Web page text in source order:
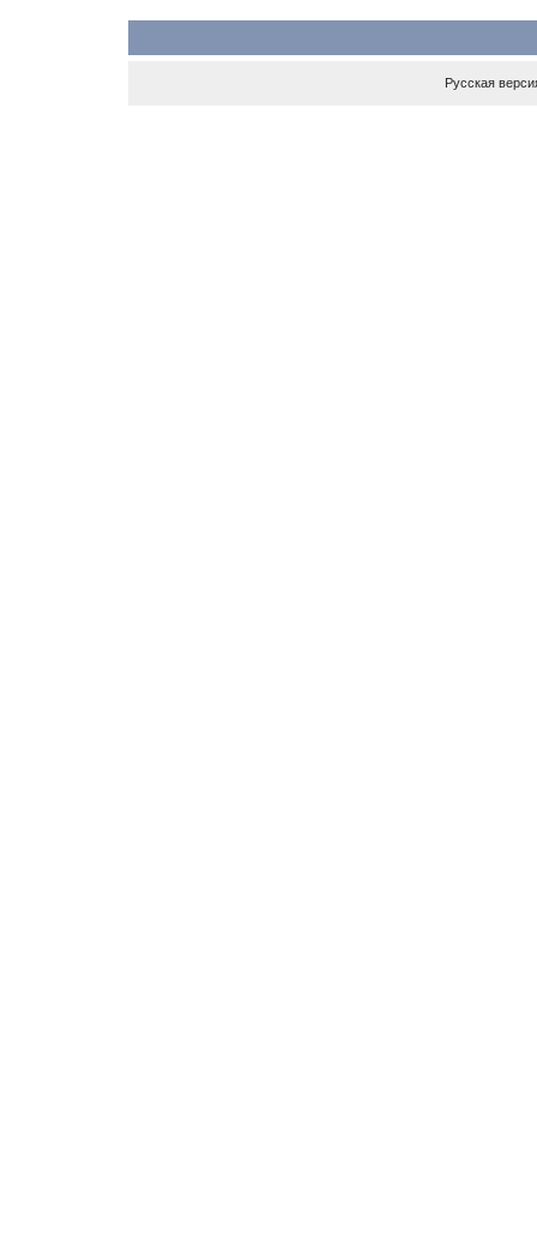
Русская